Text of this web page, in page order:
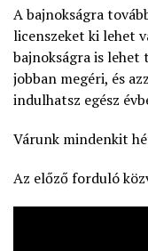
A bajnokságra
licenszeket ki lehet
bajnokságra is lehet
jobban megéri, és
indulhatsz egész
Várunk mindenkit
Az előző forduló